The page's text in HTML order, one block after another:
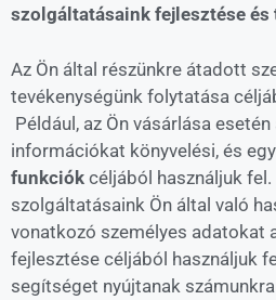
szolgáltatásaink fejlesztése és
Az Ön által részünkre átadott
tevékenységünk folytatása
Például, az Ön vásárlása
információkat könyvelési, és
funkciók céljából használjuk
szolgáltatásaink Ön által való
vonatkozó személyes adatokat
fejlesztése céljából használjuk
segítséget nyújtanak